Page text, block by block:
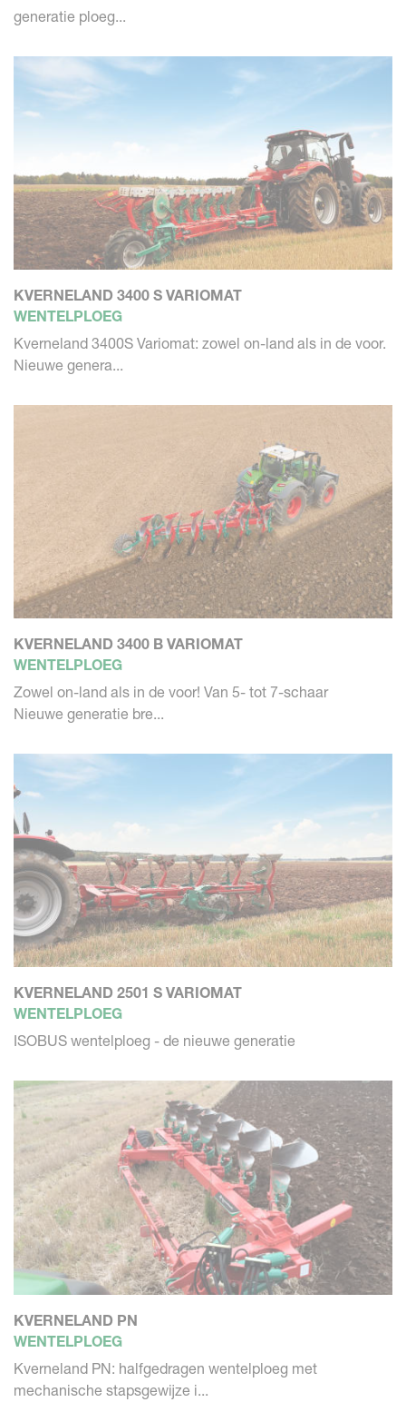
generatie ploeg...
KVERNELAND 3400 S VARIOMAT
WENTELPLOEG
Kverneland 3400S Variomat: zowel on-land als in de voor.
Nieuwe genera...
KVERNELAND 3400 B VARIOMAT
WENTELPLOEG
Zowel on-land als in de voor! Van 5- tot 7-schaar
Nieuwe generatie bre...
KVERNELAND 2501 S VARIOMAT
WENTELPLOEG
ISOBUS wentelploeg - de nieuwe generatie
KVERNELAND PN
WENTELPLOEG
Kverneland PN: halfgedragen wentelploeg met
mechanische stapsgewijze i...